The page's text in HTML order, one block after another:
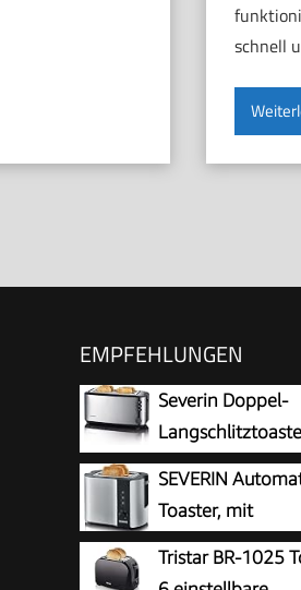
schnell
EMPFEHLUNGEN
Severin Doppel-
eingebautem Brötchen-
für 4 Brotscheiben,
Brotscheibenzentrierung,
Aufwärm- und Defroster-
SEVERIN
Toaster, mit
Brötchenaufsatz,
hochwertiger Edelstahl
Tristar BR-1025